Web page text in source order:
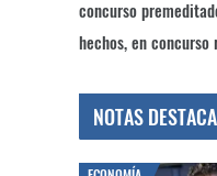
concurso
hechos, en
NOTAS